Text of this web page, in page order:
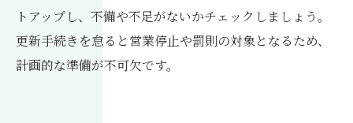
トアップし、不備や不足がないかチェックしましょう。
更新手続きを怠ると営業停止や罰則の対象となるため、
計画的な準備が不可欠です。